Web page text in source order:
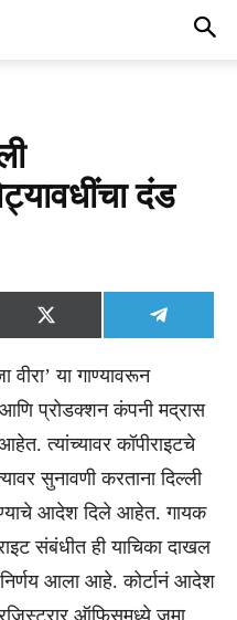
दंड
Share
on
X
(Twitter)
Share
on
वीरा’ या गाण्यावरून
प्रोडक्शन कंपनी मद्रास
त्यांच्यावर कॉपीराइटचे
सुनावणी करताना दिल्ली
आदेश दिले आहेत. गायक
संबंधीत ही याचिका दाखल
आला आहे. कोर्टानं आदेश
ऑफिसमध्ये जमा